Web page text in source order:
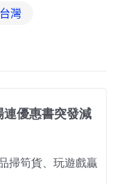
台灣